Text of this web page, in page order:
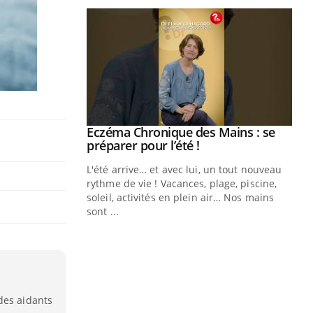
aidants
Youtube
Eczéma Chronique des Mains : se
préparer pour l’été !Youtube
L'été arrive… et avec lui, un tout nouveau
rythme de vie ! Vacances, plage, piscine,
soleil, activités en plein air… Nos mains
sont ...